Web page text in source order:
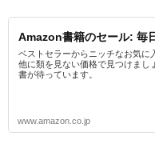
Amazon書籍のセール: 毎
ベストセラーからニッチなお気に
他に類を見ない価格で見つけまし
書が待っています。
www.amazon.co.jp